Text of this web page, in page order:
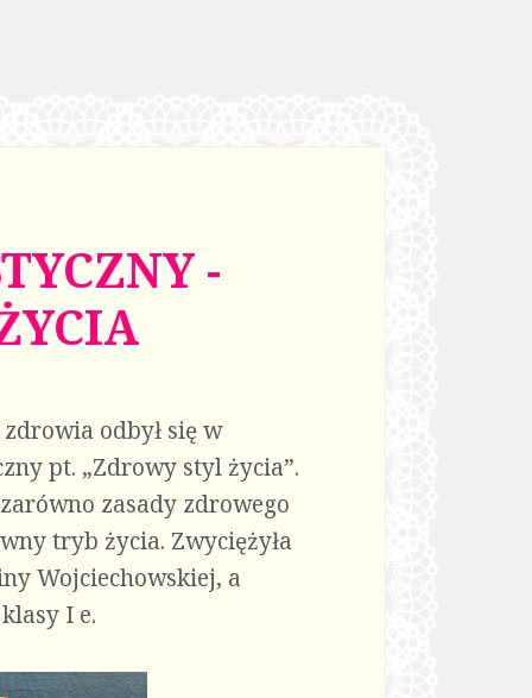
-
odbył się w
pt. „Zdrowy styl życia”.
zasady zdrowego
tryb życia. Zwyciężyła
Wojciechowskiej, a
I e.